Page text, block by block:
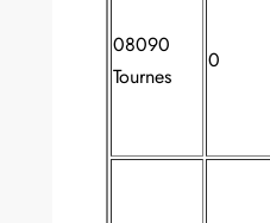
08090
Tournes
0